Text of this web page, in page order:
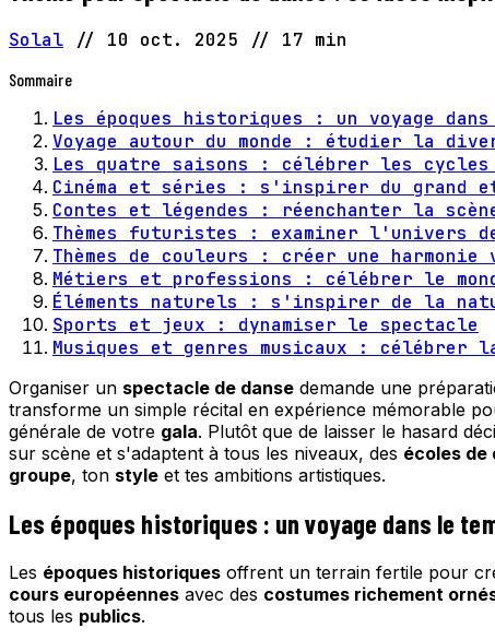
Solal // 10 oct. 2025 // 17 min
Sommaire
Les époques historiques : un voyage
Voyage autour du monde : étudier la
Les quatre saisons : célébrer les
Cinéma et séries : s'inspirer du grand
Contes et légendes : réenchanter la
Thèmes futuristes : examiner l'univers
Thèmes de couleurs : créer une
Métiers et professions : célébrer le
Éléments naturels : s'inspirer de la
Sports et jeux : dynamiser le spectacle
Musiques et genres musicaux : célébrer
Organiser un spectacle de danse demande une
transforme un simple récital en expérience mémorable
générale de votre gala. Plutôt que de laisser le hasard
sur scène et s'adaptent à tous les niveaux, des écoles de
groupe, ton style et tes ambitions artistiques.
Les époques historiques : un voyage dans le
Les époques historiques offrent un terrain fertile pour
cours européennes avec des costumes richement
tous les publics.